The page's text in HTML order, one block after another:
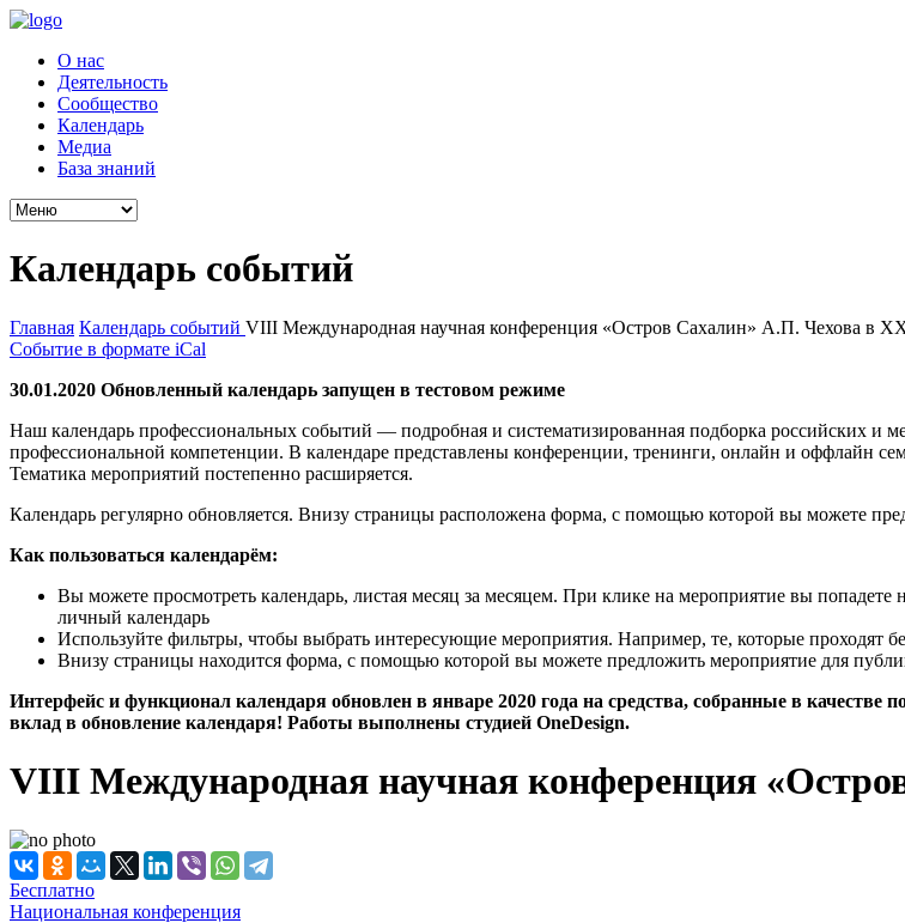
О нас
Деятельность
Сообщество
Календарь
Медиа
База знаний
Календарь событий
Главная Календарь событий VIII Международная научная конференция «Остров Сахалин» А.П. Чехова в
Событие в формате iCal
30.01.2020 Обновленный календарь запущен в тестовом режиме
Наш календарь профессиональных событий — подробная и систематизированная подборка российских и
профессиональной компетенции. В календаре представлены конференции, тренинги, онлайн и оффлайн
Тематика мероприятий постепенно расширяется.
Календарь регулярно обновляется. Внизу страницы расположена форма, с помощью которой вы можете
Как пользоваться календарём:
Вы можете просмотреть календарь, листая месяц за месяцем. При клике на мероприятие вы
личный календарь
Используйте фильтры, чтобы выбрать интересующие мероприятия. Например, те, которые проходят
Внизу страницы находится форма, с помощью которой вы можете предложить мероприятие для
Интерфейс и функционал календаря обновлен в январе 2020 года на средства, собранные в
вклад в обновление календаря! Работы выполнены студией OneDesign.
VIII Международная научная конференция
Бесплатно
Национальная конференция